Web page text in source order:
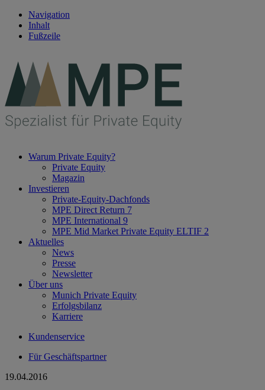
Navigation
Inhalt
Fußzeile
Warum Private Equity?
Private Equity
Magazin
Investieren
Private-Equity-Dachfonds
MPE Direct Return 7
MPE International 9
MPE Mid Market Private Equity ELTIF 2
Aktuelles
News
Presse
Newsletter
Über uns
Munich Private Equity
Erfolgsbilanz
Karriere
Kundenservice
Für Geschäftspartner
19.04.2016